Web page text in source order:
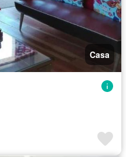
Casa